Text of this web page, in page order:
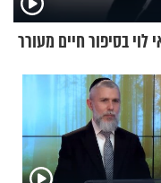
בסיפור חיים מעורר